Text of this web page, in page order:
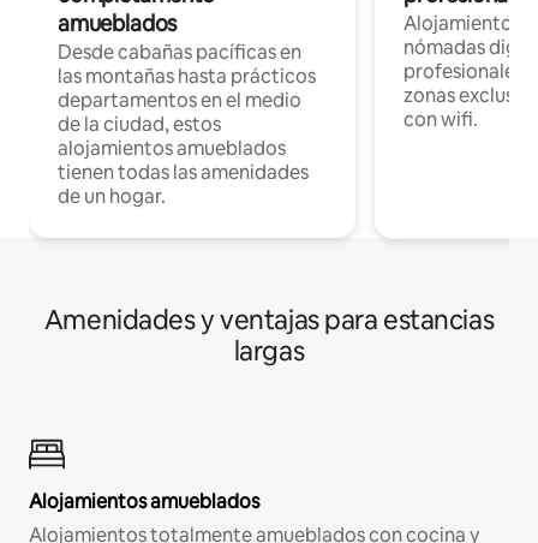
amueblados
Desde cabañas pacíficas en
las montañas hasta prácticos
departamentos en el medio
de la ciudad, estos
alojamientos amueblados
tienen todas las amenidades
de un hogar.
Alojamientos
nómadas
profesionales
zonas
con wifi.
Amenidades y ventajas para estancias
largas
Alojamientos amueblados
Alojamientos totalmente amueblados con cocina y